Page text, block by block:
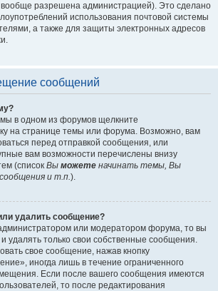
вообще разрешена администрацией). Это сделано
использования почтовой системы
а также для защиты электронных адресов
сообщений
в одном из форумов щелкните
на странице темы или форума. Возможно, вам
перед отправкой сообщения, или
вам возможности перечислены внизу
(список Вы можете начинать темы, Вы
и т.п.).
удалить сообщение?
или модератором форума, то вы
удалять только свои собственные сообщения.
свое сообщение, нажав кнопку
иногда лишь в течение ограниченного
Если после вашего сообщения имеются
то после редактирования